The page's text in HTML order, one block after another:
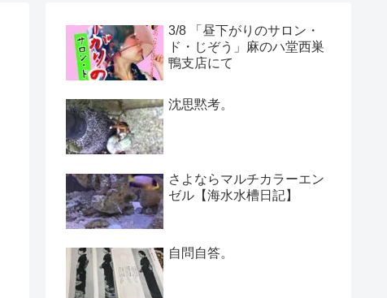
3/8 「昼下がりのサロン・
ド・じぞう」麻のハ堂西巣
鴨支店にて
沈思黙考。
さよならマルチカラーエン
ゼル【海水水槽日記】
自問自答。